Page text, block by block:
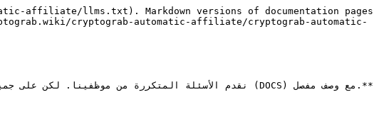
affiliate/llms.txt). Markdown versions of documentation pages
cryptograb-automatic-affiliate/cryptograb-automatic-